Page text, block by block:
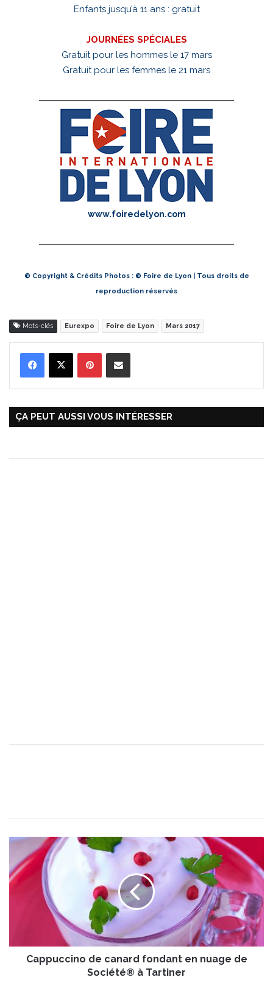
Enfants jusqu’à 11 ans : gratuit
JOURNÉES SPÉCIALES
Gratuit pour les hommes le 17 mars
Gratuit pour les femmes le 21 mars
www.foiredelyon.com
© Copyright & Crédits Photos : © Foire de Lyon | Tous droits de
reproduction réservés
Mots-clés Eurexpo Foire de Lyon Mars 2017
ÇA PEUT AUSSI VOUS INTÉRESSER
C
p
p
n
Cappuccino de canard fondant en nuage de
Société® à Tartiner